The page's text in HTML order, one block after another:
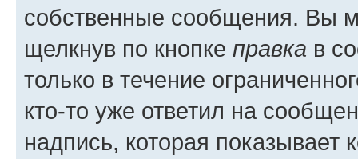
собственные сообщения. Вы
щелкнув по кнопке правка в
только в течение
кто-то уже ответил на
надпись, которая показывает